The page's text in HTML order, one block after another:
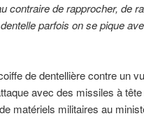
contraire de rapprocher, de
parfois on se pique
de dentellière contre un
avec des missiles à
matériels militaires au